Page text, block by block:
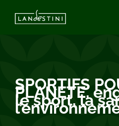
SPORTIFS
PLANETE,
le sport, la